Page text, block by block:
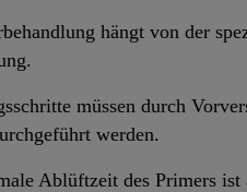
hängt von der
müssen durch
werden.
Ablüftzeit des Primers